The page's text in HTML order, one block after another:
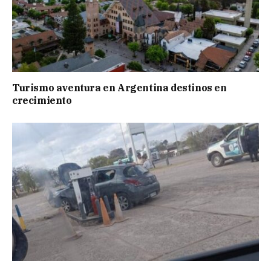
Turismo aventura en Argentina destinos en
crecimiento